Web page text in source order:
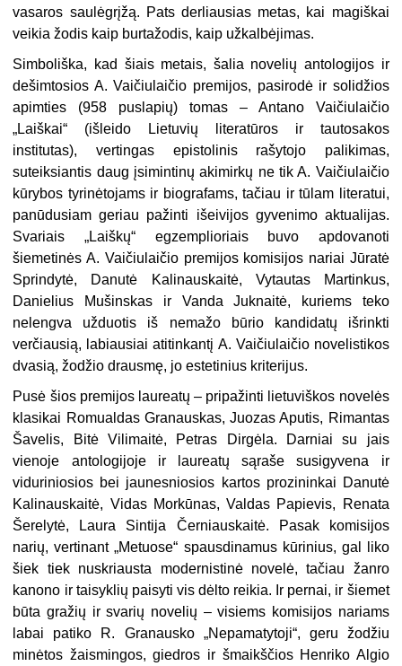
vasaros saulėgrįžą. Pats derliausias metas, kai magiškai
veikia žodis kaip burtažodis, kaip užkalbėjimas.
Simboliška, kad šiais metais, šalia novelių antologijos ir
dešimtosios A. Vaičiulaičio premijos, pasirodė ir solidžios
apimties (958 puslapių) tomas – Antano Vaičiulaičio
„Laiškai“ (išleido Lietuvių literatūros ir tautosakos
institutas), vertingas epistolinis rašytojo palikimas,
suteiksiantis daug įsimintinų akimirkų ne tik A. Vaičiulaičio
kūrybos tyrinėtojams ir biografams, tačiau ir tūlam literatui,
panūdusiam geriau pažinti išeivijos gyvenimo aktualijas.
Svariais „Laiškų“ egzemplioriais buvo apdovanoti
šiemetinės A. Vaičiulaičio premijos komisijos nariai Jūratė
Sprindytė, Danutė Kalinauskaitė, Vytautas Martinkus,
Danielius Mušinskas ir Vanda Juknaitė, kuriems teko
nelengva užduotis iš nemažo būrio kandidatų išrinkti
verčiausią, labiausiai atitinkantį A. Vaičiulaičio novelistikos
dvasią, žodžio drausmę, jo estetinius kriterijus.
Pusė šios premijos laureatų – pripažinti lietuviškos novelės
klasikai Romualdas Granauskas, Juozas Aputis, Rimantas
Šavelis, Bitė Vilimaitė, Petras Dirgėla. Darniai su jais
vienoje antologijoje ir laureatų sąraše susigyvena ir
viduriniosios bei jaunesniosios kartos prozininkai Danutė
Kalinauskaitė, Vidas Morkūnas, Valdas Papievis, Renata
Šerelytė, Laura Sintija Černiauskaitė. Pasak komisijos
narių, vertinant „Metuose“ spausdinamus kūrinius, gal liko
šiek tiek nuskriausta modernistinė novelė, tačiau žanro
kanono ir taisyklių paisyti vis dėlto reikia. Ir pernai, ir šiemet
būta gražių ir svarių novelių – visiems komisijos nariams
labai patiko R. Granausko „Nepamatytoji“, geru žodžiu
minėtos žaismingos, giedros ir šmaikščios Henriko Algio